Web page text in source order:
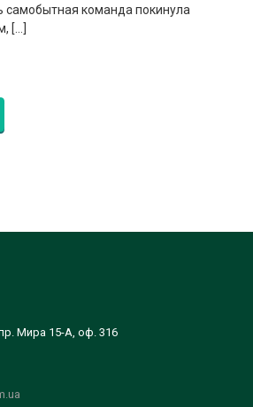
самобытная команда покинула
[…]
Мира 15-А, оф. 316